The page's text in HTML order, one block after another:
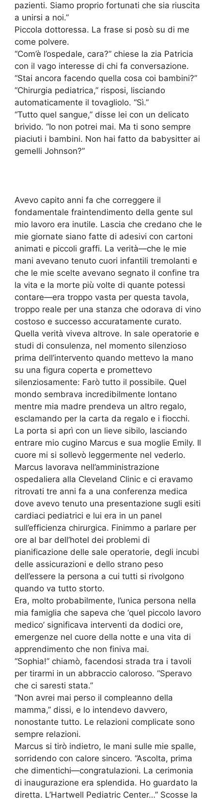
pazienti. Siamo proprio fortunati che sia riuscita
a unirsi a noi.”
Piccola dottoressa. La frase si posò su di me
come polvere.
“Com’è l’ospedale, cara?” chiese la zia Patricia
con il vago interesse di chi fa conversazione.
“Stai ancora facendo quella cosa coi bambini?”
“Chirurgia pediatrica,” risposi, lisciando
automaticamente il tovagliolo. “Sì.”
“Tutto quel sangue,” disse lei con un delicato
brivido. “Io non potrei mai. Ma ti sono sempre
piaciuti i bambini. Non hai fatto da babysitter ai
gemelli Johnson?”
Avevo capito anni fa che correggere il
fondamentale fraintendimento della gente sul
mio lavoro era inutile. Lascia che credano che le
mie giornate siano fatte di adesivi con cartoni
animati e piccoli graffi. La verità—che le mie
mani avevano tenuto cuori infantili tremolanti e
che le mie scelte avevano segnato il confine tra
la vita e la morte più volte di quante potessi
contare—era troppo vasta per questa tavola,
troppo reale per una stanza che odorava di vino
costoso e successo accuratamente curato.
Quella verità viveva altrove. In sale operatorie e
studi di consulenza, nel momento silenzioso
prima dell’intervento quando mettevo la mano
su una figura coperta e promettevo
silenziosamente: Farò tutto il possibile. Quel
mondo sembrava incredibilmente lontano
mentre mia madre prendeva un altro regalo,
esclamando per la carta da regalo e i fiocchi.
La porta si aprì con un lieve sibilo, lasciando
entrare mio cugino Marcus e sua moglie Emily. Il
cuore mi si sollevò leggermente nel vederlo.
Marcus lavorava nell’amministrazione
ospedaliera alla Cleveland Clinic e ci eravamo
ritrovati tre anni fa a una conferenza medica
dove avevo tenuto una presentazione sugli esiti
cardiaci pediatrici e lui era in un panel
sull’efficienza chirurgica. Finimmo a parlare per
ore al bar dell’hotel dei problemi di
pianificazione delle sale operatorie, degli incubi
delle assicurazioni e dello strano peso
dell’essere la persona a cui tutti si rivolgono
quando va tutto storto.
Era, molto probabilmente, l’unica persona nella
mia famiglia che sapeva che ‘quel piccolo lavoro
medico’ significava interventi da dodici ore,
emergenze nel cuore della notte e una vita di
apprendimento che non finiva mai.
“Sophia!” chiamò, facendosi strada tra i tavoli
per tirarmi in un abbraccio caloroso. “Speravo
che ci saresti stata.”
“Non avrei mai perso il compleanno della
mamma,” dissi, e lo intendevo davvero,
nonostante tutto. Le relazioni complicate sono
sempre relazioni.
Marcus si tirò indietro, le mani sulle mie spalle,
sorridendo con calore sincero. “Ascolta, prima
che dimentichi—congratulazioni. La cerimonia
di inaugurazione era splendida. Ho guardato la
diretta. L’Hartwell Pediatric Center…” Scosse la